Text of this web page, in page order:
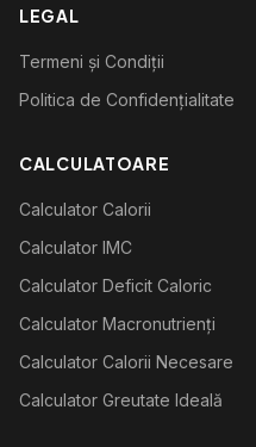
LEGAL
Termeni și Condiții
Politica de Confidențialitate
CALCULATOARE
Calculator Calorii
Calculator IMC
Calculator Deficit Caloric
Calculator Macronutrienți
Calculator Calorii Necesare
Calculator Greutate Ideală